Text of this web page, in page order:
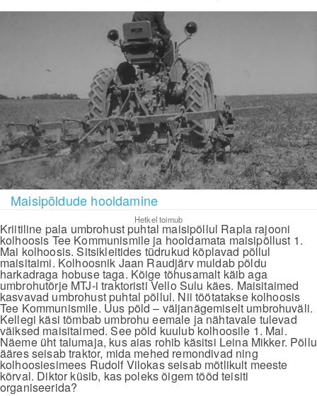
Maisipõldude hooldamine
Hetkel toimub
Kriitiline pala umbrohust puhtal maisipõllul Rapla rajooni
kolhoosis Tee Kommunismile ja hooldamata maisipõllust 1.
Mai kolhoosis. Sitsikleitides tüdrukud kõplavad põllul
maisitaimi. Kolhoosnik Jaan Raudjärv muldab põldu
harkadraga hobuse taga. Kõige tõhusamalt käib aga
umbrohutõrje MTJ-i traktoristi Vello Sulu käes. Maisitaimed
kasvavad umbrohust puhtal põllul. Nii töötatakse kolhoosis
Tee Kommunismile. Uus põld – väljanägemiselt umbrohuväli.
Kellegi käsi tõmbab umbrohu eemale ja nähtavale tulevad
väiksed maisitaimed. See põld kuulub kolhoosile 1. Mai.
Näeme üht talumaja, kus aias rohib käsitsi Leina Mikker. Põllu
ääres seisab traktor, mida mehed remondivad ning
kolhoosiesimees Rudolf Vilokas seisab mõtlikult meeste
kõrval. Diktor küsib, kas poleks õigem tööd teisiti
organiseerida?